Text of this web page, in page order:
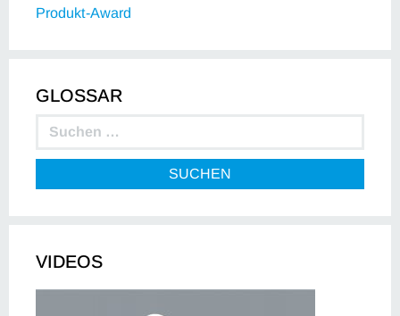
Produkt-Award
GLOSSAR
SUCHEN
VIDEOS